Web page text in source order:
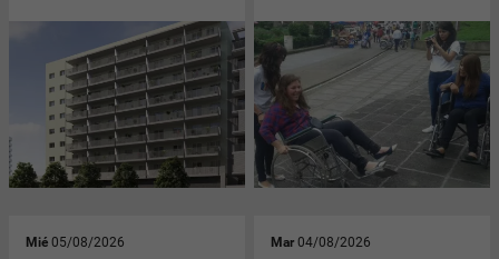
Mié 05/08/2026 Mar 04/08/2026